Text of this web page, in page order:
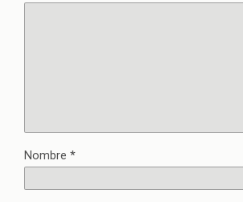
Nombre *